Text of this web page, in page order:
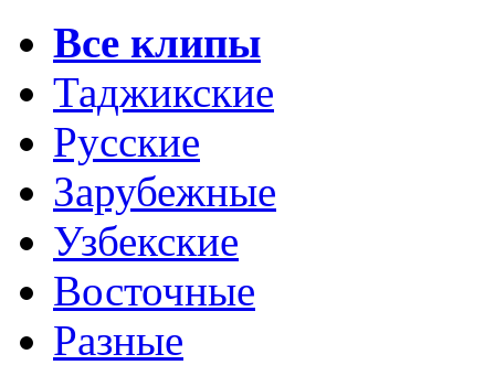
Все клипы
Таджикские
Русские
Зарубежные
Узбекские
Восточные
Разные